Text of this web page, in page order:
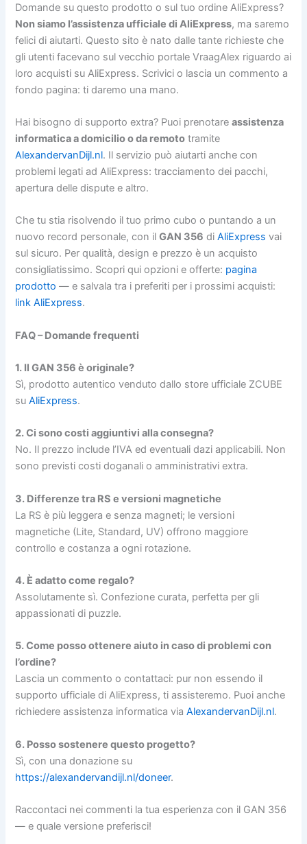
Domande su questo prodotto o sul tuo ordine AliExpress?
Non siamo l’assistenza ufficiale di AliExpress, ma saremo
felici di aiutarti. Questo sito è nato dalle tante richieste che
gli utenti facevano sul vecchio portale VraagAlex riguardo ai
loro acquisti su AliExpress. Scrivici o lascia un commento a
fondo pagina: ti daremo una mano.
Hai bisogno di supporto extra? Puoi prenotareassistenza
informatica a domicilio o da remoto tramite
AlexandervanDijl.nl. Il servizio può aiutarti anche con
problemi legati ad AliExpress: tracciamento dei pacchi,
apertura delle dispute e altro.
Che tu stia risolvendo il tuo primo cubo o puntando a un
nuovo record personale, con ilGAN 356 diAliExpress vai
sul sicuro. Per qualità, design e prezzo è un acquisto
consigliatissimo. Scopri qui opzioni e offerte: pagina
prodotto — e salvala tra i preferiti per i prossimi acquisti:
link AliExpress.
FAQ – Domande frequenti
1. Il GAN 356 è originale?
Sì, prodotto autentico venduto dallo store ufficiale ZCUBE
suAliExpress.
2. Ci sono costi aggiuntivi alla consegna?
No. Il prezzo include l’IVA ed eventuali dazi applicabili. Non
sono previsti costi doganali o amministrativi extra.
3. Differenze tra RS e versioni magnetiche
La RS è più leggera e senza magneti; le versioni
magnetiche (Lite, Standard, UV) offrono maggiore
controllo e costanza a ogni rotazione.
4. È adatto come regalo?
Assolutamente sì. Confezione curata, perfetta per gli
appassionati di puzzle.
5. Come posso ottenere aiuto in caso di problemi con
l’ordine?
Lascia un commento o contattaci: pur non essendo il
supporto ufficiale di AliExpress, ti assisteremo. Puoi anche
richiedere assistenza informatica viaAlexandervanDijl.nl.
6. Posso sostenere questo progetto?
Sì, con una donazione su
https://alexandervandijl.nl/doneer.
Raccontaci nei commenti la tua esperienza con il GAN 356
— e quale versione preferisci!